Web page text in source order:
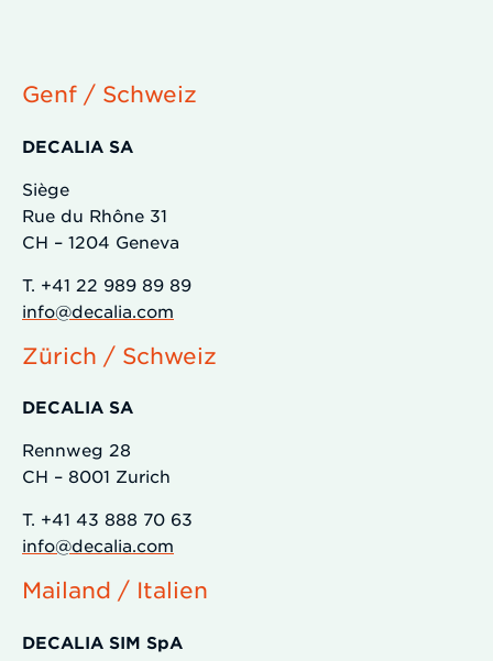
Genf / Schweiz
DECALIA SA
Siège
Rue du Rhône 31
CH – 1204 Geneva
T. +41 22 989 89 89
info@decalia.com
Zürich / Schweiz
DECALIA SA
Rennweg 28
CH – 8001 Zurich
T. +41 43 888 70 63
info@decalia.com
Mailand / Italien
DECALIA SIM SpA